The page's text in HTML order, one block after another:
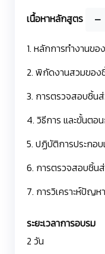
เนื้อหาหลักสูตร
1. หลักการทำงานข
2. พิกัดงานสวมขอ
3. การตรวจสอบชิ้น
4. วิธีการ และขั้นต
5. ปฏิบัติการประกอ
6. การตรวจสอบชิ้น
7. การวิเคราะห์ปัญ
ระยะเวลาการอบรม
2 วัน